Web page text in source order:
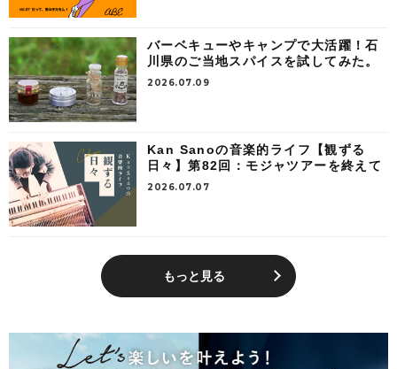
バーベキューやキャンプで大活躍！石
川県のご当地スパイスを試してみた。
2026.07.09
Kan Sanoの音楽的ライフ【観ずる
日々】第82回：モジャツアーを終えて
2026.07.07
もっと見る